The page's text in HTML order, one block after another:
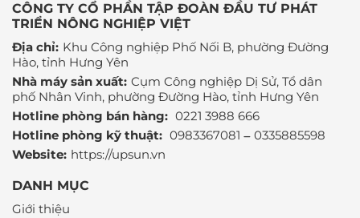
CÔNG TY CỔ PHẦN TẬP ĐOÀN ĐẦU TƯ PHÁT
TRIỂN NÔNG NGHIỆP VIỆT
Địa chỉ: Khu Công nghiệp Phố Nối B, phường Đường
Hào, tỉnh Hưng Yên
Nhà máy sản xuất: Cụm Công nghiệp Dị Sử, Tổ dân
phố Nhân Vinh, phường Đường Hào, tỉnh Hưng Yên
Hotline phòng bán hàng: 0221 3988 666
Hotline phòng kỹ thuật: 0983367081
0335885598
Website: https://upsun.vn
DANH MỤC
Giới thiệu